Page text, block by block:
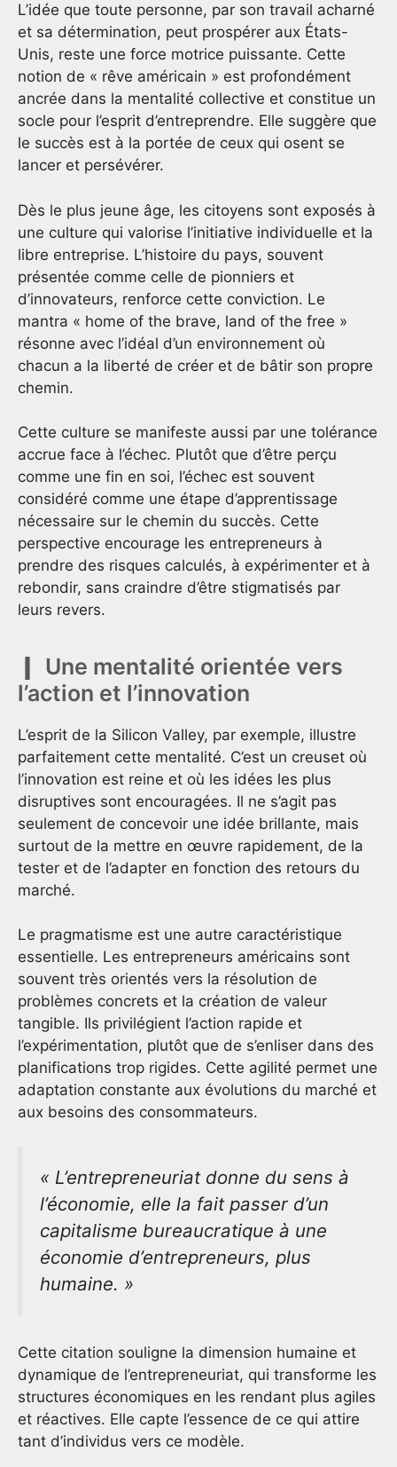
L’idée que toute personne, par son travail acharné
et sa détermination, peut prospérer aux États-
Unis, reste une force motrice puissante. Cette
notion de « rêve américain » est profondément
ancrée dans la mentalité collective et constitue un
socle pour l’esprit d’entreprendre. Elle suggère que
le succès est à la portée de ceux qui osent se
lancer et persévérer.
Dès le plus jeune âge, les citoyens sont exposés à
une culture qui valorise l’initiative individuelle et la
libre entreprise. L’histoire du pays, souvent
présentée comme celle de pionniers et
d’innovateurs, renforce cette conviction. Le
mantra « home of the brave, land of the free »
résonne avec l’idéal d’un environnement où
chacun a la liberté de créer et de bâtir son propre
chemin.
Cette culture se manifeste aussi par une tolérance
accrue face à l’échec. Plutôt que d’être perçu
comme une fin en soi, l’échec est souvent
considéré comme une étape d’apprentissage
nécessaire sur le chemin du succès. Cette
perspective encourage les entrepreneurs à
prendre des risques calculés, à expérimenter et à
rebondir, sans craindre d’être stigmatisés par
leurs revers.
Une mentalité orientée vers
l’action et l’innovation
L’esprit de la Silicon Valley, par exemple, illustre
parfaitement cette mentalité. C’est un creuset où
l’innovation est reine et où les idées les plus
disruptives sont encouragées. Il ne s’agit pas
seulement de concevoir une idée brillante, mais
surtout de la mettre en œuvre rapidement, de la
tester et de l’adapter en fonction des retours du
marché.
Le pragmatisme est une autre caractéristique
essentielle. Les entrepreneurs américains sont
souvent très orientés vers la résolution de
problèmes concrets et la création de valeur
tangible. Ils privilégient l’action rapide et
l’expérimentation, plutôt que de s’enliser dans des
planifications trop rigides. Cette agilité permet une
adaptation constante aux évolutions du marché et
aux besoins des consommateurs.
« L’entrepreneuriat donne du sens à
l’économie, elle la fait passer d’un
capitalisme bureaucratique à une
économie d’entrepreneurs, plus
humaine. »
Cette citation souligne la dimension humaine et
dynamique de l’entrepreneuriat, qui transforme les
structures économiques en les rendant plus agiles
et réactives. Elle capte l’essence de ce qui attire
tant d’individus vers ce modèle.